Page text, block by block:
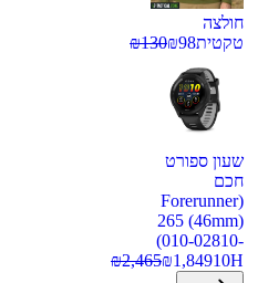
חולצה
טקטית
₪98
₪130
שעון ספורט
חכם
(Forerunner
265 (46mm)
(010-02810-
10H
₪1,849
₪2,465